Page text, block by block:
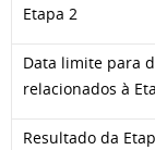
Etapa 2
Data limite para
relacionados à
Resultado da